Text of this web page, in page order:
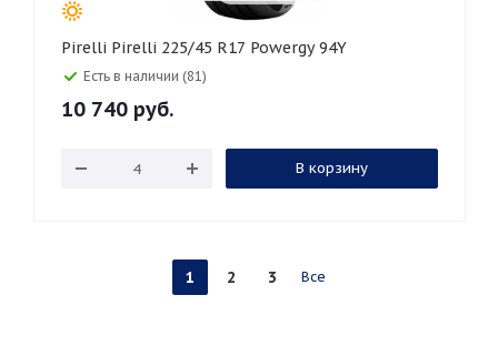
Pirelli Pirelli 225/45 R17 Powergy 94Y
Есть в наличии (81)
10 740 руб.
В корзину
1 2 3 Все